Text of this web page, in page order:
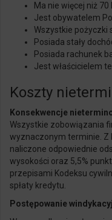
Ma nie więcej niż 70
Jest obywatelem
Wszystkie pożyczki
Posiada stały
Posiada rachunek
Jest właścicielem
Koszty
Konsekwencje
Wszystkie zobowiązania
wyznaczonym terminie. Z
naliczone odpowiednie
wysokości oraz 5,5%
przepisami Kodeksu
spłaty kredytu.
Postępowanie